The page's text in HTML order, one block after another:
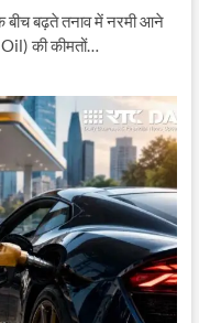
बढ़ते तनाव में नरमी आने
की कीमतों…